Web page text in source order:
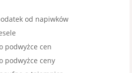
od napiwków
podwyżce cen
podwyżce ceny